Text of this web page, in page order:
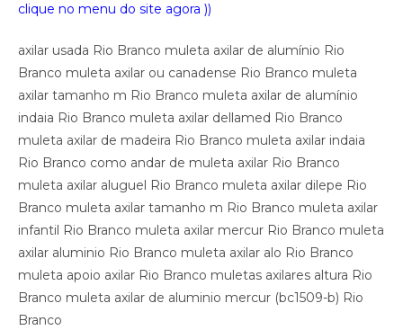
clique no menu do site agora ))
axilar usada Rio Branco muleta axilar de alumínio Rio
Branco muleta axilar ou canadense Rio Branco muleta
axilar tamanho m Rio Branco muleta axilar de alumínio
indaia Rio Branco muleta axilar dellamed Rio Branco
muleta axilar de madeira Rio Branco muleta axilar indaia
Rio Branco como andar de muleta axilar Rio Branco
muleta axilar aluguel Rio Branco muleta axilar dilepe Rio
Branco muleta axilar tamanho m Rio Branco muleta axilar
infantil Rio Branco muleta axilar mercur Rio Branco muleta
axilar aluminio Rio Branco muleta axilar alo Rio Branco
muleta apoio axilar Rio Branco muletas axilares altura Rio
Branco muleta axilar de aluminio mercur (bc1509-b) Rio
Branco